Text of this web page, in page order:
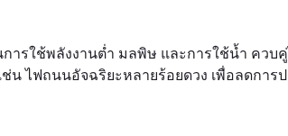
รใช้พลังงานต่ำ มลพิษ และการใช้น้ำ ควบ
น ไฟถนนอัจฉริยะหลายร้อยดวง เพื่อลดกา